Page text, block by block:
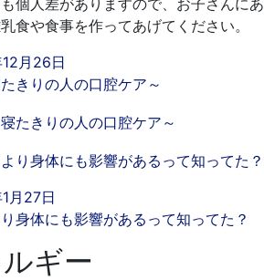
個人差がありますので、お子さんにあ
食や食事を作ってあげてください。
月26日
きりの人の口腔ケア～
月27日
身体にも影響があるって知ってた？
ギー